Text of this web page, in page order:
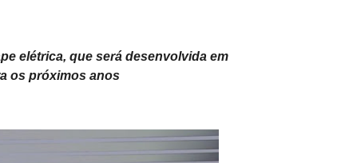
elétrica, que será desenvolvida em
os próximos anos